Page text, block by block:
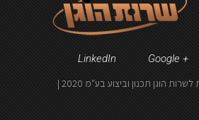
LinkedIn Google +
הוגן תכנון וביצוע בע"מ 2020 |